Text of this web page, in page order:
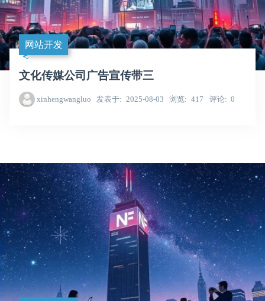
网站开发
文化传媒公司广告宣传带三
xinhengwangluo 发表于 2025-08-03 浏览 417 评论 0